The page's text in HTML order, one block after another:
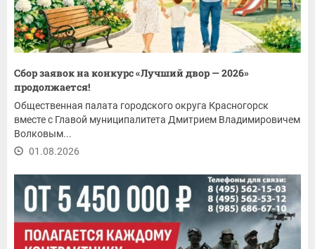
Сбор заявок на конкурс «Лучший двор — 2026»
продолжается!
Общественная палата городского округа Красногорск
вместе с Главой муниципалитета Дмитрием Владимировичем
Волковым...
01.08.2026